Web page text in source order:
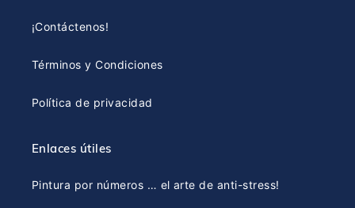
¡Contáctenos!
Términos y Condiciones
Política de privacidad
Enlaces útiles
Pintura por números … el arte de anti-stress!